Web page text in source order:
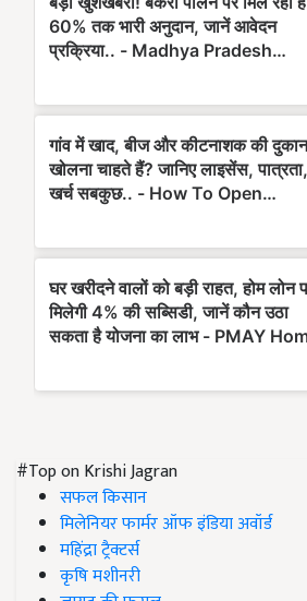
#Top on Krishi Jagran
सफल किसान
मिलेनियर फार्मर ऑफ इंडिया अवॉर्ड
महिंद्रा ट्रैक्टर्स
कृषि मशीनरी